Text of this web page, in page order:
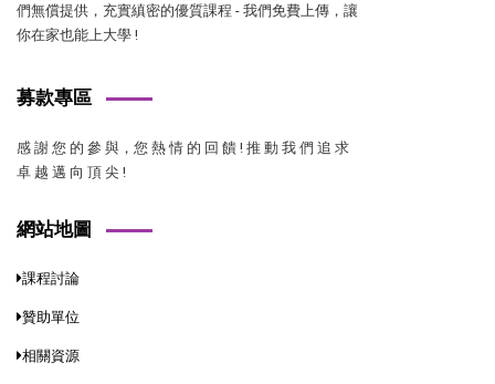
們無償提供，充實縝密的優質課程 - 我們免費上傳，讓
你在家也能上大學 !
募款專區
感 謝 您 的 參 與，您 熱 情 的 回 饋 ! 推 動 我 們 追 求
卓 越 邁 向 頂 尖 !
網站地圖
課程討論
贊助單位
相關資源